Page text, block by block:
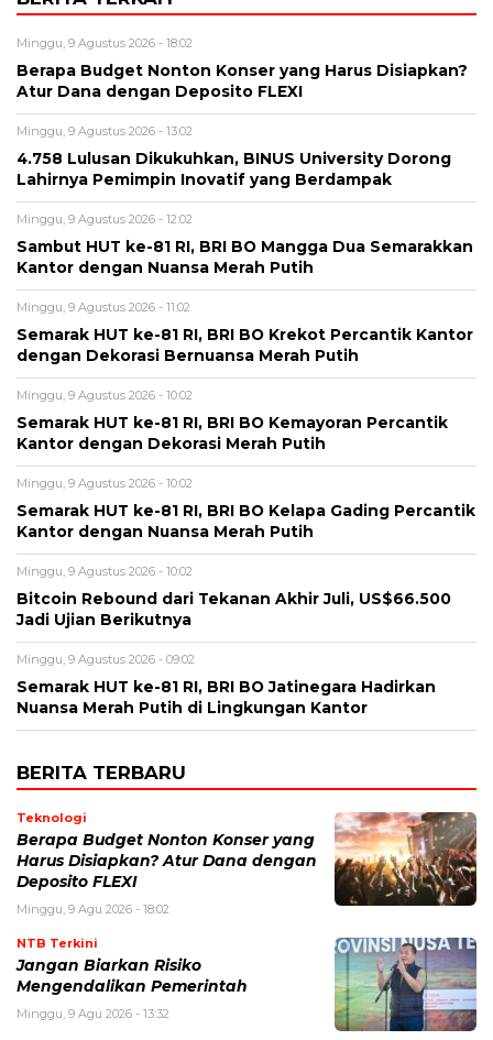
Minggu, 9 Agustus 2026 - 18:02
Berapa Budget Nonton Konser yang Harus Disiapkan?
Atur Dana dengan Deposito FLEXI
Minggu, 9 Agustus 2026 - 13:02
4.758 Lulusan Dikukuhkan, BINUS University Dorong
Lahirnya Pemimpin Inovatif yang Berdampak
Minggu, 9 Agustus 2026 - 12:02
Sambut HUT ke-81 RI, BRI BO Mangga Dua Semarakkan
Kantor dengan Nuansa Merah Putih
Minggu, 9 Agustus 2026 - 11:02
Semarak HUT ke-81 RI, BRI BO Krekot Percantik Kantor
dengan Dekorasi Bernuansa Merah Putih
Minggu, 9 Agustus 2026 - 10:02
Semarak HUT ke-81 RI, BRI BO Kemayoran Percantik
Kantor dengan Dekorasi Merah Putih
Minggu, 9 Agustus 2026 - 10:02
Semarak HUT ke-81 RI, BRI BO Kelapa Gading Percantik
Kantor dengan Nuansa Merah Putih
Minggu, 9 Agustus 2026 - 10:02
Bitcoin Rebound dari Tekanan Akhir Juli, US$66.500
Jadi Ujian Berikutnya
Minggu, 9 Agustus 2026 - 09:02
Semarak HUT ke-81 RI, BRI BO Jatinegara Hadirkan
Nuansa Merah Putih di Lingkungan Kantor
BERITA TERBARU
Teknologi
Berapa Budget Nonton Konser yang
Harus Disiapkan? Atur Dana dengan
Deposito FLEXI
Minggu, 9 Agu 2026 - 18:02
NTB Terkini
Jangan Biarkan Risiko
Mengendalikan Pemerintah
Minggu, 9 Agu 2026 - 13:32